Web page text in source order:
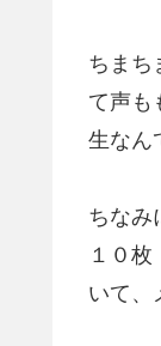
ちまち
て声も
生なん
ちなみ
１０
いて、